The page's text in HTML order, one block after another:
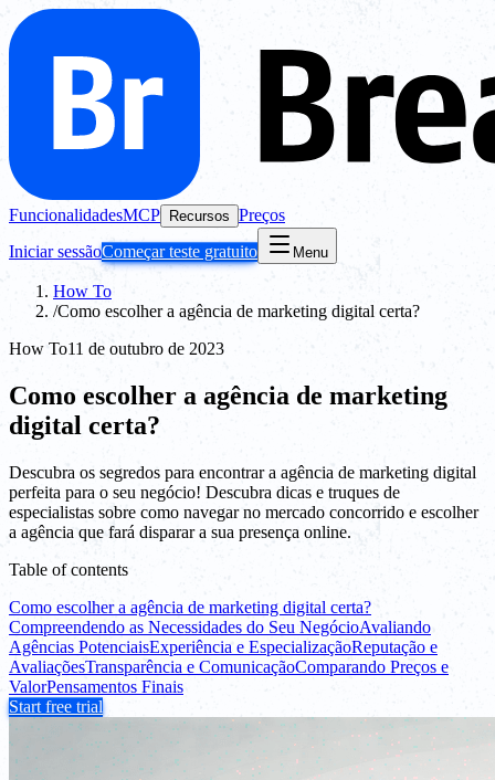
FuncionalidadesMCP Recursos Preços
Iniciar sessãoComeçar teste gratuito Menu
How To
/Como escolher a agência de marketing digital certa?
How To11 de outubro de 2023
Como escolher a agência de marketing
digital certa?
Descubra os segredos para encontrar a agência de marketing digital
perfeita para o seu negócio! Descubra dicas e truques de
especialistas sobre como navegar no mercado concorrido e escolher
a agência que fará disparar a sua presença online.
Table of contents
Como escolher a agência de marketing digital certa?
Compreendendo as Necessidades do Seu NegócioAvaliando
Agências PotenciaisExperiência e EspecializaçãoReputação e
AvaliaçõesTransparência e ComunicaçãoComparando Preços e
ValorPensamentos Finais
Start free trial